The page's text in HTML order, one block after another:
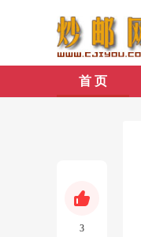
首 页
3